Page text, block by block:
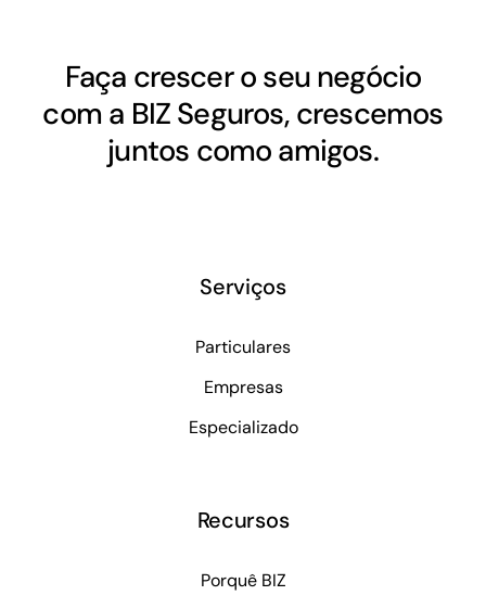
Faça crescer o seu negócio
com a BIZ Seguros, crescemos
juntos como amigos.
Serviços
Particulares
Empresas
Especializado
Recursos
Porquê BIZ